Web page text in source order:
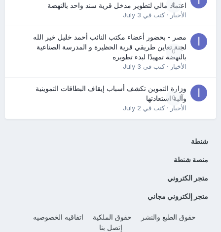
0
اعتماد مالي لتطوير مدخل قرية سند واحد بالنهضة
الأخبار· كتب في July 3
0
مصر - بحضور أعضاء مكتب النائب أحمد خليل خير الله
لجنة تعاين طريقي قرية الحظيرة و المدرسة الصناعية
بالنهضة تمهيدًا لبدء تطويره
الأخبار· كتب في July 3
0
وزارة التموين تكشف أسباب إيقاف البطاقات التموينية
وآلية استعادتها
الأخبار· كتب في July 2
شنطة
منصة شنطة
متجر الكتروني
متجر إلكتروني مجاني
حقوق الطبع والنشر حقوق الملكية
اتفاقيه الخصوصيه
إتصل بنا